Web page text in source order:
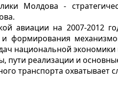
Молдова -
авиации на 2007-2012
формирования
национальной
пути реализации и
транспорта